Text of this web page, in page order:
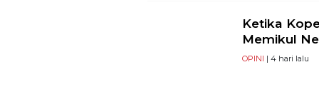
Ketika
Memikul
OPINI | 4 hari lalu